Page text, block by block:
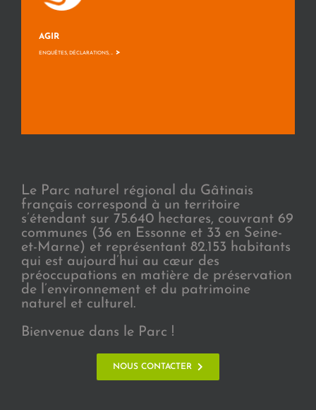
AGIR
ENQUÊTES, DÉCLARATIONS, ... >
Le Parc naturel régional du Gâtinais
français correspond à un territoire
s’étendant sur 75.640 hectares, couvrant 69
communes (36 en Essonne et 33 en Seine-
et-Marne) et représentant 82.153 habitants
qui est aujourd’hui au cœur des
préoccupations en matière de préservation
de l’environnement et du patrimoine
naturel et culturel.
Bienvenue dans le Parc !
NOUS CONTACTER